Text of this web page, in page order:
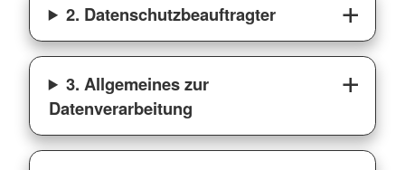
2. Datenschutzbeauftragter
3. Allgemeines zur
Datenverarbeitung